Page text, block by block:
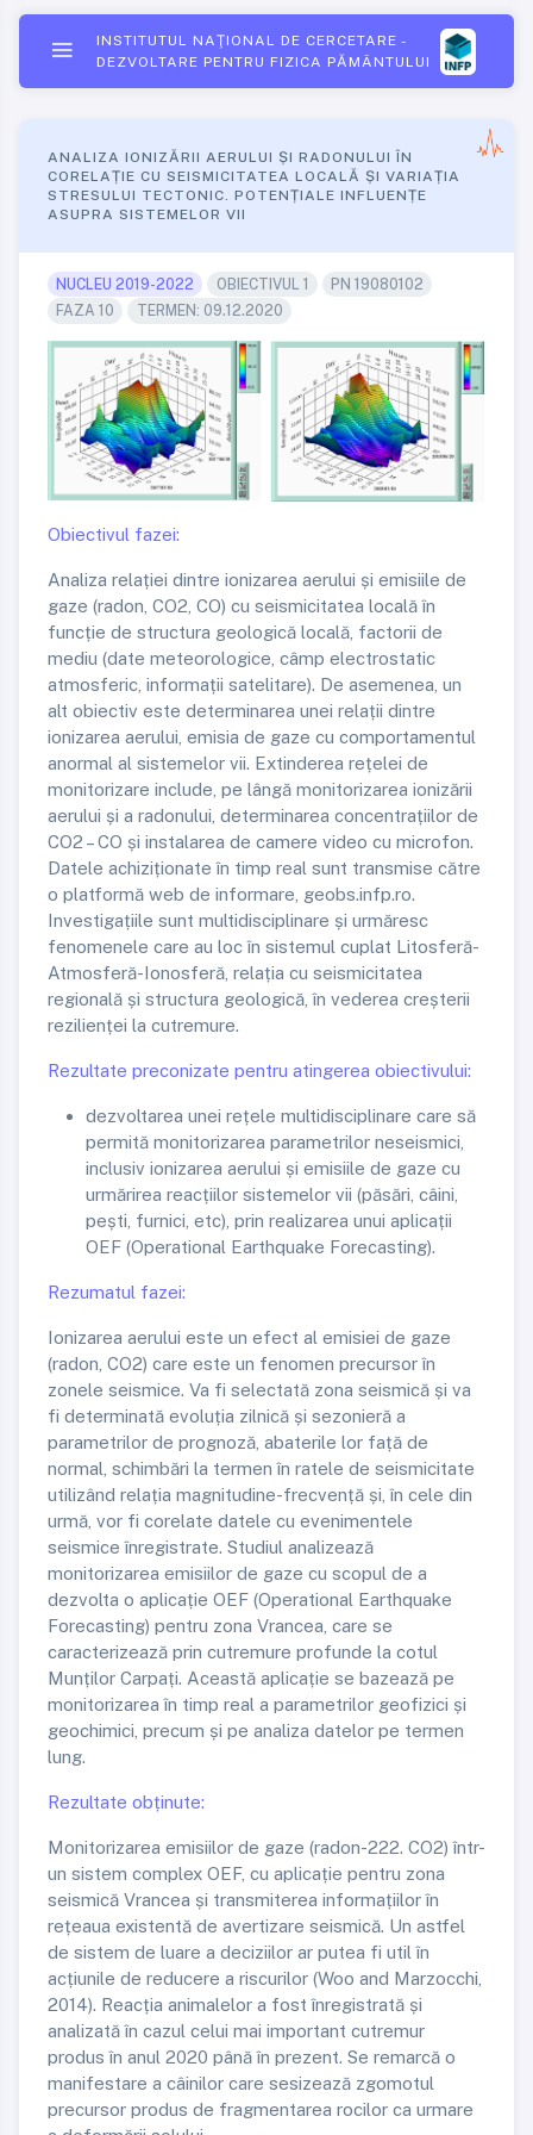
INSTITUTUL NAŢIONAL DE CERCETARE -
DEZVOLTARE PENTRU FIZICA PĂMÂNTULUI
ANALIZA IONIZĂRII AERULUI ȘI RADONULUI ÎN
CORELAȚIE CU SEISMICITATEA LOCALĂ ȘI VARIAȚIA
STRESULUI TECTONIC. POTENȚIALE INFLUENȚE
ASUPRA SISTEMELOR VII
NUCLEU 2019-2022 OBIECTIVUL 1
PN 19080102
FAZA 10
TERMEN: 09.12.2020
Obiectivul fazei:
Analiza relației dintre ionizarea aerului și emisiile de
gaze (radon, CO2, CO) cu seismicitatea locală în
funcție de structura geologică locală, factorii de
mediu (date meteorologice, câmp electrostatic
atmosferic, informații satelitare). De asemenea, un
alt obiectiv este determinarea unei relații dintre
ionizarea aerului, emisia de gaze cu comportamentul
anormal al sistemelor vii. Extinderea rețelei de
monitorizare include, pe lângă monitorizarea ionizării
aerului și a radonului, determinarea concentrațiilor de
CO2 – CO și instalarea de camere video cu microfon.
Datele achiziționate în timp real sunt transmise către
o platformă web de informare, geobs.infp.ro.
Investigațiile sunt multidisciplinare și urmăresc
fenomenele care au loc în sistemul cuplat Litosferă-
Atmosferă-Ionosferă, relația cu seismicitatea
regională și structura geologică, în vederea creșterii
rezilienței la cutremure.
Rezultate preconizate pentru atingerea obiectivului:
dezvoltarea unei rețele multidisciplinare care să
permită monitorizarea parametrilor neseismici,
inclusiv ionizarea aerului și emisiile de gaze cu
urmărirea reacțiilor sistemelor vii (păsări, câini,
pești, furnici, etc), prin realizarea unui aplicații
OEF (Operational Earthquake Forecasting).
Rezumatul fazei:
Ionizarea aerului este un efect al emisiei de gaze
(radon, CO2) care este un fenomen precursor în
zonele seismice. Va fi selectată zona seismică și va
fi determinată evoluția zilnică și sezonieră a
parametrilor de prognoză, abaterile lor față de
normal, schimbări la termen în ratele de seismicitate
utilizând relația magnitudine-frecvență și, în cele din
urmă, vor fi corelate datele cu evenimentele
seismice înregistrate. Studiul analizează
monitorizarea emisiilor de gaze cu scopul de a
dezvolta o aplicație OEF (Operational Earthquake
Forecasting) pentru zona Vrancea, care se
caracterizează prin cutremure profunde la cotul
Munților Carpați. Această aplicație se bazează pe
monitorizarea în timp real a parametrilor geofizici și
geochimici, precum și pe analiza datelor pe termen
lung.
Rezultate obținute:
Monitorizarea emisiilor de gaze (radon-222. CO2) într-
un sistem complex OEF, cu aplicație pentru zona
seismică Vrancea și transmiterea informațiilor în
rețeaua existentă de avertizare seismică. Un astfel
de sistem de luare a deciziilor ar putea fi util în
acțiunile de reducere a riscurilor (Woo and Marzocchi,
2014). Reacția animalelor a fost înregistrată și
analizată în cazul celui mai important cutremur
produs în anul 2020 până în prezent. Se remarcă o
manifestare a câinilor care sesizează zgomotul
precursor produs de fragmentarea rocilor ca urmare